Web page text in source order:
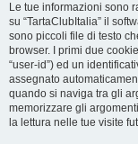
Le tue informazioni sono
su “TartaClubItalia” il
sono piccoli file di testo
browser. I primi due
“user-id”) ed un
assegnato
quando si naviga tra gli
memorizzare gli
la lettura nelle tue visite